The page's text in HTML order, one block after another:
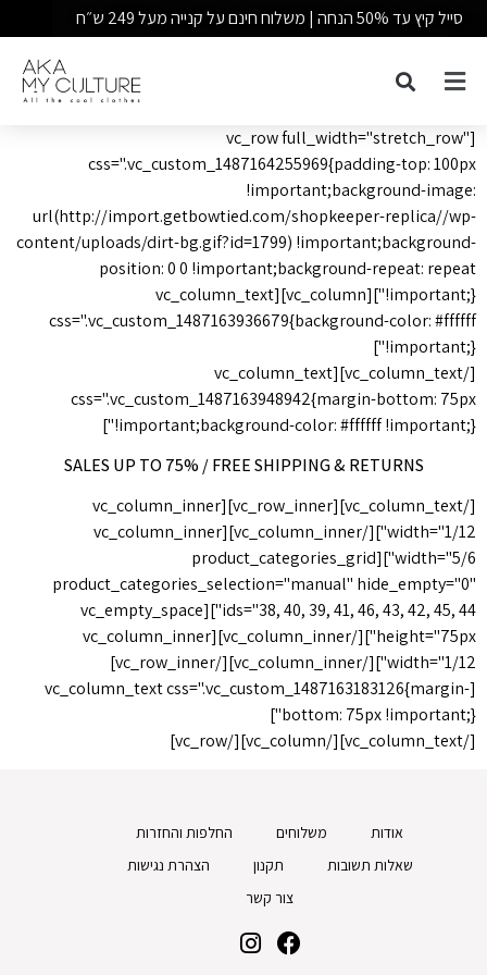
סייל קיץ עד 50% הנחה | משלוח חינם על קנייה מעל 249 ש״ח
[vc_row full_width="stretch_row"
css=".vc_custom_1487164255969{padding-top: 100px
!important;background-image:
url(http://import.getbowtied.com/shopkeeper-replica//wp-
content/uploads/dirt-bg.gif?id=1799) !important;background-
position: 0 0 !important;background-repeat: repeat
!important;}"][vc_column][vc_column_text
css=".vc_custom_1487163936679{background-color: #ffffff
!important;}"]
[/vc_column_text][vc_column_text
css=".vc_custom_1487163948942{margin-bottom: 75px
!important;background-color: #ffffff !important;}"]
SALES UP TO 75% / FREE SHIPPING & RETURNS
[/vc_column_text][vc_row_inner][vc_column_inner
width="1/12"][/vc_column_inner][vc_column_inner
width="5/6"][product_categories_grid
product_categories_selection="manual" hide_empty="0"
ids="38, 40, 39, 41, 46, 43, 42, 45, 44"][vc_empty_space
height="75px"][/vc_column_inner][vc_column_inner
width="1/12"][/vc_column_inner][/vc_row_inner]
[vc_column_text css=".vc_custom_1487163183126{margin-
bottom: 75px !important;}"]
[/vc_column_text][/vc_column][/vc_row]
אודות משלוחים
החלפות והחזרות
שאלות תשובות
תקנון
הצהרת נגישות
צור קשר